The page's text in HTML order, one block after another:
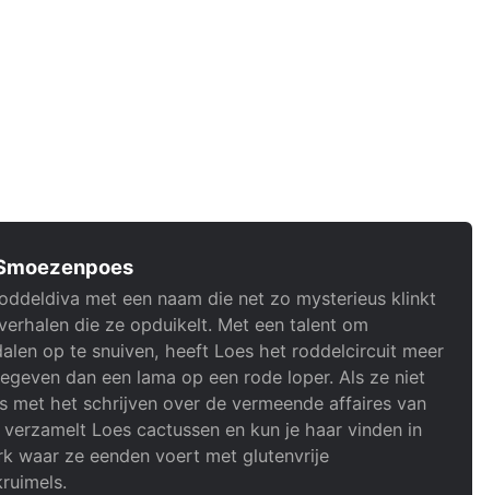
met een naam die net zo mysterieus klinkt
die ze opduikelt. Met een talent om
op te snuiven, heeft Loes het roddelcircuit meer
dan een lama op een rode loper. Als ze niet
met het schrijven over de vermeende affaires van
Loes cactussen en kun je haar vinden in
waar ze eenden voert met glutenvrije